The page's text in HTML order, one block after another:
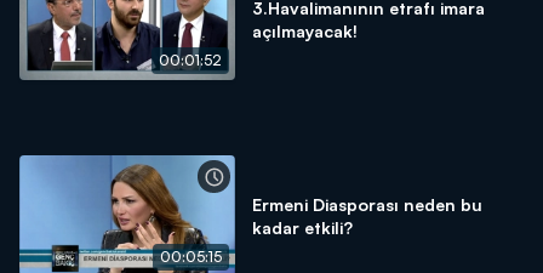
00:01:52
3.Havalimanının etrafı imara
açılmayacak!
00:05:15
Ermeni Diasporası neden bu
kadar etkili?